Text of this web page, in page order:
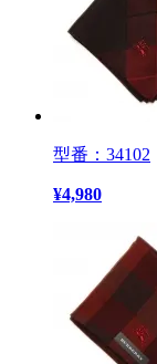
型番：34102
¥4,980